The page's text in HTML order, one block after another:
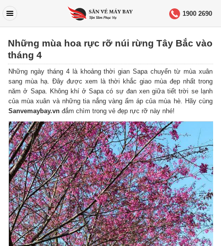
1900 2690
Những mùa hoa rực rỡ núi rừng Tây Bắc vào
tháng 4
Những ngày tháng 4 là khoảng thời gian Sapa chuyển từ mùa xuân
sang mùa hạ. Đây được xem là thời khắc giao mùa đẹp nhất trong
năm ở Sapa. Không khí ở Sapa có sự đan xen giữa tiết trời se lạnh
của mùa xuân và những tia nắng vàng ấm áp của mùa hè. Hãy cùng
Sanvemaybay.vn đắm chìm trong vẻ đẹp rực rỡ này nhé!